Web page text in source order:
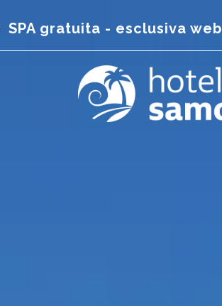
SPA gratuita - esclusiva web